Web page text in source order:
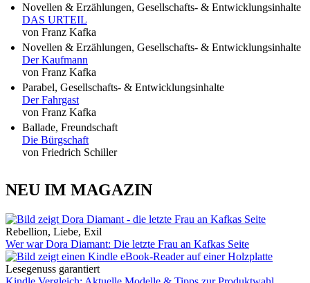
Novellen & Erzählungen, Gesellschafts- & Entwicklungsinhalte
DAS URTEIL
von Franz Kafka
Novellen & Erzählungen, Gesellschafts- & Entwicklungsinhalte
Der Kaufmann
von Franz Kafka
Parabel, Gesellschafts- & Entwicklungsinhalte
Der Fahrgast
von Franz Kafka
Ballade, Freundschaft
Die Bürgschaft
von Friedrich Schiller
NEU IM MAGAZIN
Rebellion, Liebe, Exil
Wer war Dora Diamant: Die letzte Frau an Kafkas Seite
Lesegenuss garantiert